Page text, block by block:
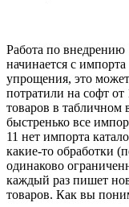
Работа по
начинается с
упрощения, это
потратили на софт
товаров в табличном
быстренько все
11 нет импорта
какие-то обработки
одинаково
каждый раз пишет
товаров. Как вы